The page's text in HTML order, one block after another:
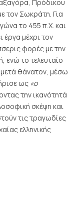
Πρόδικου
τον Σωκράτη. Για
το 455 π.Χ. και
έργα μέχρι τον
φορές με την
ενώ το τελευταίο
μετά θάνατον, μέσω
ως «ο
την ικανότητά
σκέψη και
τις τραγωδίες
ελληνικής